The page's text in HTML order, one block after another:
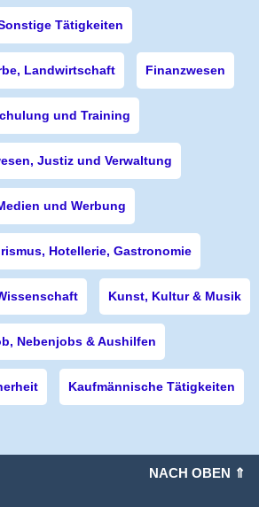
Tätigkeiten
Landwirtschaft Finanzwesen
und Training
Justiz und Verwaltung
und Werbung
Hotellerie, Gastronomie
Kunst, Kultur & Musik
Nebenjobs & Aushilfen
Kaufmännische Tätigkeiten
NACH OBEN ⇑